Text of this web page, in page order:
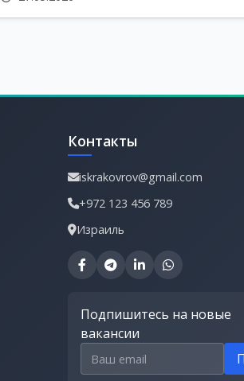
Контакты
iskrakovrov@gmail.com
+972 123 456 789
Израиль
Подпишитесь на новые
вакансии
Email для подписки